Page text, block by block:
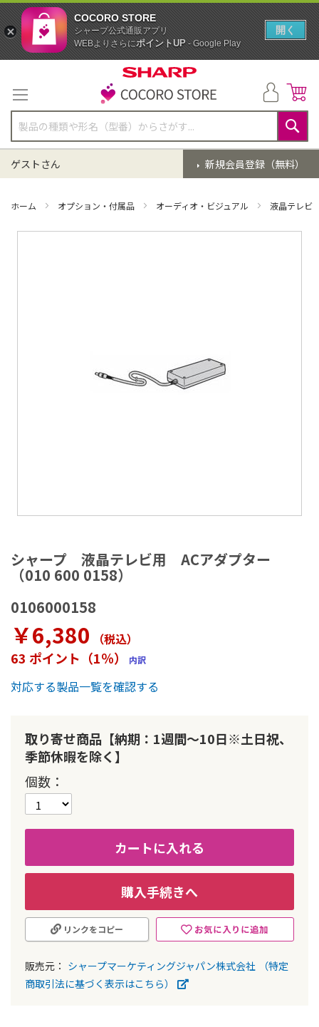
テ
ン
ツ
に
ス
キ
ッ
検
索
新規会員登録（無料）
ゲストさん
ホーム オプション・付属品 オーディオ・ビジュアル 液晶テレ
シャープ 液晶テレビ用 ACアダプター
（010 600 0158）
0106000158
￥6,380 （税込）
63 ポイント（1％） 内訳
対応する製品一覧を確認する
取り寄せ商品【納期：1週間～10日※土日祝、
季節休暇を除く】
個数
カートに入れる
購入手続きへ
お気に入りに追加
リンクをコピー
販売元： シャープマーケティングジャパン株式会社
（特定
商取引法に基づく表示はこちら）
メ
ー
ジ
ャ
リ
ー
の
最
初
動
す
る
COCORO STORE
シャープ公式通販アプリ
WEBよりさらにポイントUP- Google Play
開く